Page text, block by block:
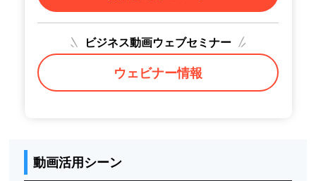
ビジネス動画ウェブセミナー
ウェビナー情報
動画活用シーン